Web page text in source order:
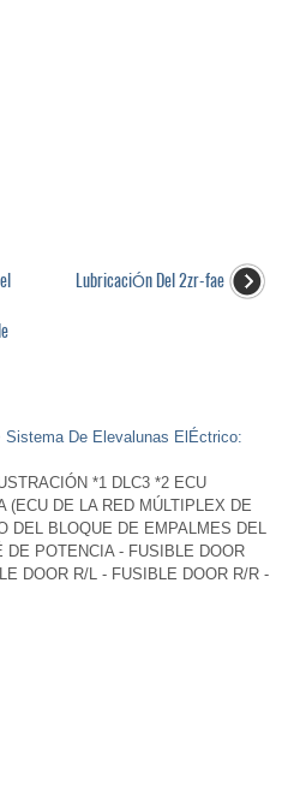
LubricaciÓn Del 2zr-fae
Sistema De Elevalunas ElÉctrico:
*1 DLC3 *2 ECU
(ECU DE LA RED MÚLTIPLEX DE
DEL BLOQUE DE EMPALMES DEL
DE POTENCIA - FUSIBLE DOOR
DOOR R/L - FUSIBLE DOOR R/R -